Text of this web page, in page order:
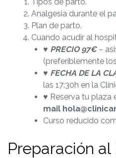
Analgesia durante el
Plan de parto.
Cuando acudir al
♥ PRECIO 97€ –
(preferíblemente
♥ FECHA DE LA
las 17:30h en la
♥ Reserva tu plaza
mail
Curso reducido
Preparación al